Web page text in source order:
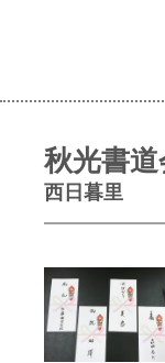
秋光書道
西日暮里